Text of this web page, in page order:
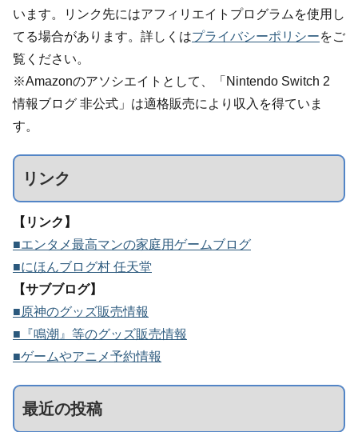
います。リンク先にはアフィリエイトプログラムを使用し
てる場合があります。詳しくはプライバシーポリシーをご
覧ください。
※Amazonのアソシエイトとして、「Nintendo Switch 2
情報ブログ 非公式」は適格販売により収入を得ていま
す。
リンク
【リンク】
■エンタメ最高マンの家庭用ゲームブログ
■にほんブログ村 任天堂
【サブブログ】
■原神のグッズ販売情報
■『鳴潮』等のグッズ販売情報
■ゲームやアニメ予約情報
最近の投稿